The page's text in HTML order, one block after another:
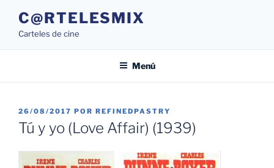
contenido
C@RTELESMIX
Carteles de cine
Menú
PUBLICADO
EL
26/08/2017 POR REFINEDPASTRY
Tú y yo (Love Affair) (1939)